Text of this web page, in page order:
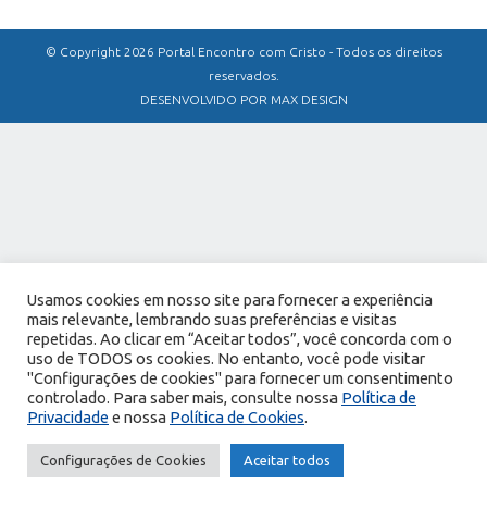
© Copyright 2026 Portal Encontro com Cristo - Todos os direitos
reservados.
DESENVOLVIDO POR MAX DESIGN
Usamos cookies em nosso site para fornecer a experiência
mais relevante, lembrando suas preferências e visitas
repetidas. Ao clicar em “Aceitar todos”, você concorda com o
uso de TODOS os cookies. No entanto, você pode visitar
"Configurações de cookies" para fornecer um consentimento
controlado. Para saber mais, consulte nossa Política de
Privacidade e nossa Política de Cookies.
Configurações de Cookies Aceitar todos